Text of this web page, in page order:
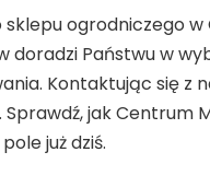
ogrodniczego w
doradzi Państwu w
Kontaktując się z
Sprawdź, jak Centrum
już dziś.